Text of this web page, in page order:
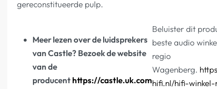
gereconstitueerde pulp.
Meer lezen over de luidsprekers
van Castle? Bezoek de website
van de
producenthttps://castle.uk.com
Beluister dit
beste audio
regio
Wagenberg.
hifi.nl/hifi-